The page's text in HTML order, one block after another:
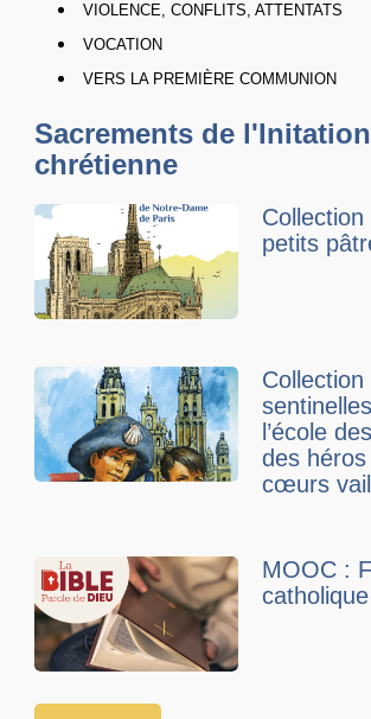
VIOLENCE, CONFLITS, ATTENTATS
VOCATION
VERS LA PREMIÈRE COMMUNION
Sacrements de l'Initation
chrétienne
petits
Collection
l’école
des
cœurs
MOOC :
catholique